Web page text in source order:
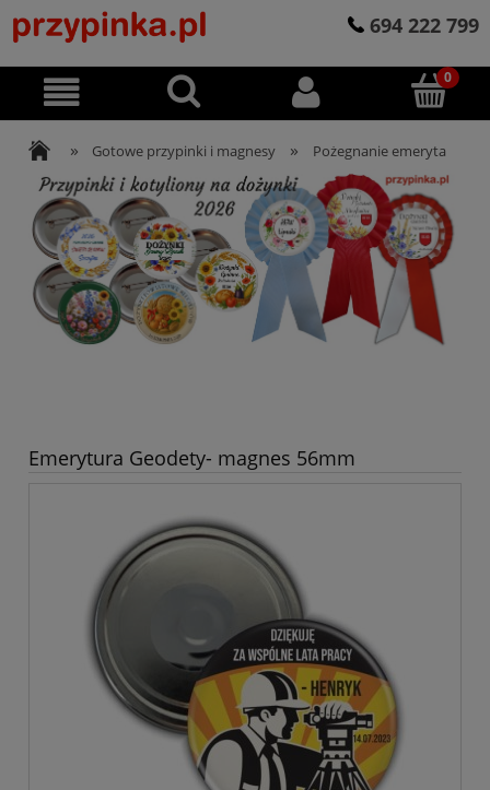
694 222 799
» Gotowe przypinki i magnesy » Pożegnanie emeryta
Emerytura Geodety- magnes 56mm